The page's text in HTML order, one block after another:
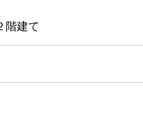
建て